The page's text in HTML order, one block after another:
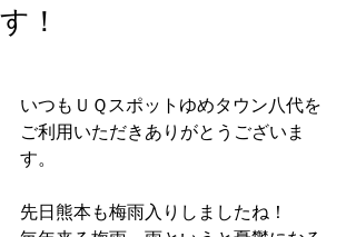
す！
いつもＵＱスポットゆめタウン八代を
ご利用いただきありがとうございま
す。
先日熊本も梅雨入りしましたね！